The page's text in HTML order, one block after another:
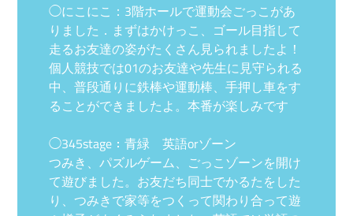
◯にこにこ：3階ホールで運動会ごっこがあ
りました．まずはかけっこ、ゴール目指して
走るお友達の姿がたくさん見られましたよ！
個人競技では01のお友達や先生に見守られる
中、普段通りに鉄棒や運動棒、手押し車をす
ることができましたよ。本番が楽しみです
◯345stage：青緑 英語orゾーン
つみき、パズルゲーム、ごっこゾーンを開け
て遊びました。お友だち同士でかるたをした
り、つみきで家等をつくって関わり合って遊